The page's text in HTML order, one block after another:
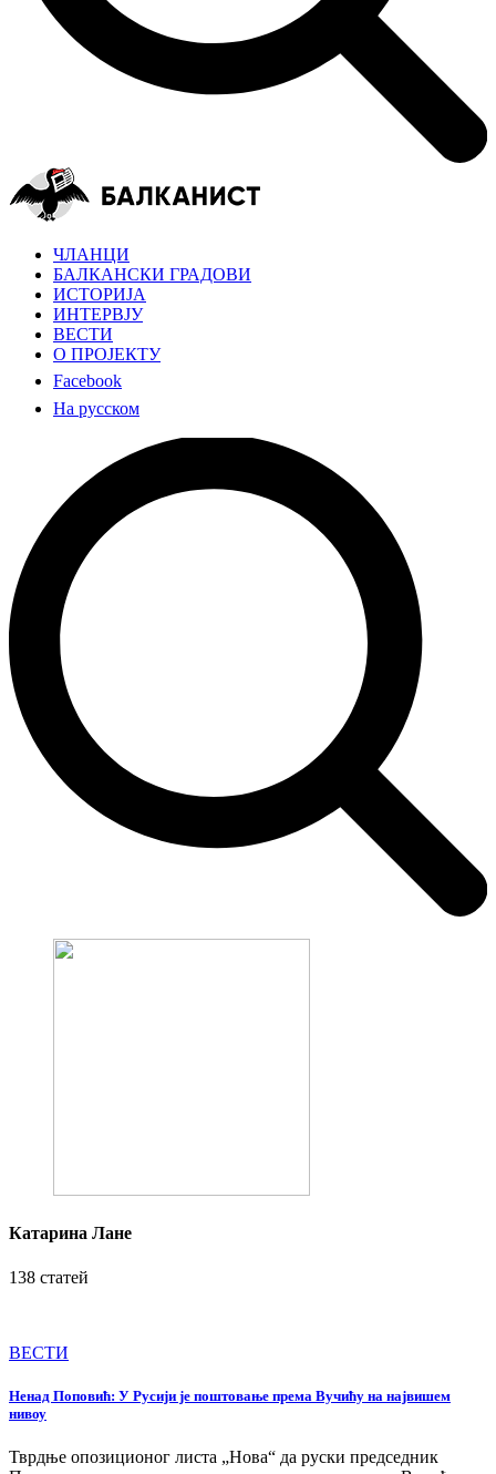
ЧЛАНЦИ
БАЛКАНСКИ ГРАДОВИ
ИСТОРИЈА
ИНТЕРВЈУ
ВЕСТИ
О ПРОЈЕКТУ
Facebook
На русском
Катарина Лане
138 статей
ВЕСТИ
Ненад Поповић: У Русији је поштовање према Вучићу на највишем
нивоу
Тврдње опозиционог листа „Нова“ да руски председник